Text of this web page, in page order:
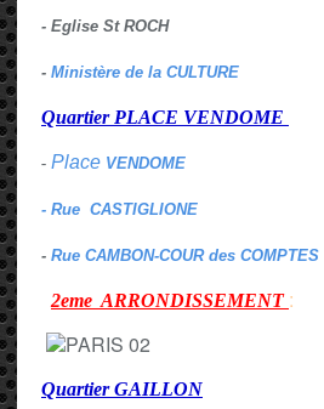
- Eglise St ROCH
- Ministère de la CULTURE
Quartier PLACE VENDOME
- Place VENDOME
- Rue CASTIGLIONE
- Rue CAMBON-COUR des COMPTES
2eme ARRONDISSEMENT :
Quartier GAILLON